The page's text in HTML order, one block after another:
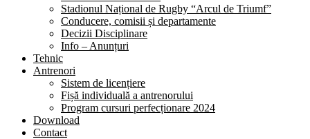
Stadionul Național de Rugby “Arcul de Triumf”
Conducere, comisii și departamente
Decizii Disciplinare
Info – Anunțuri
Tehnic
Antrenori
Sistem de licențiere
Fișă individuală a antrenorului
Program cursuri perfecționare 2024
Download
Contact